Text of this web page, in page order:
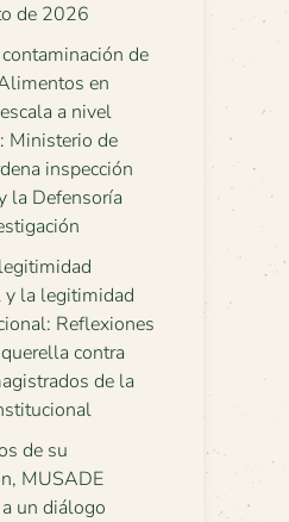
de 2026
de
en
a nivel
Ministerio de
inspección
la Defensoría
y la legitimidad
Reflexiones
contra
de la
de su
MUSADE
un diálogo